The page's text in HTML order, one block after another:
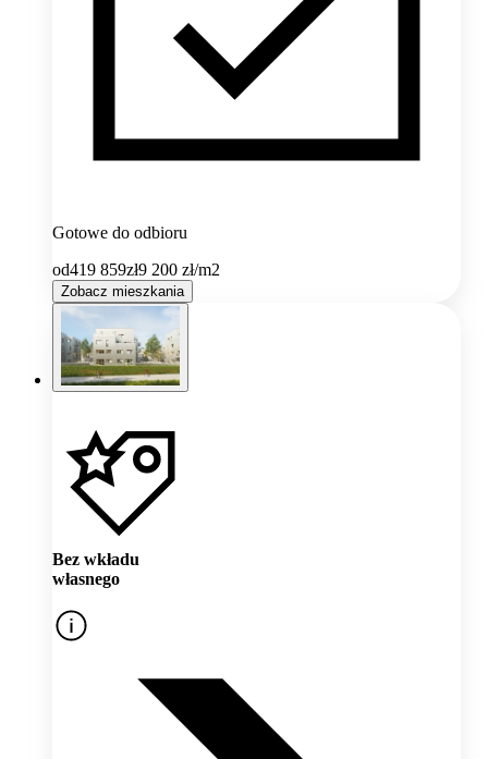
Gotowe do odbioru
od419 859zł9 200 zł/m2
Zobacz mieszkania
Bez wkładu
własnego